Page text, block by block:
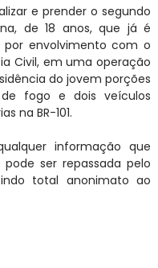
e prender o segundo
de 18 anos, que já é
por envolvimento com o
Civil, em uma operação
do jovem porções
fogo e dois veículos
na BR-101.
informação que
ser repassada pelo
total anonimato ao